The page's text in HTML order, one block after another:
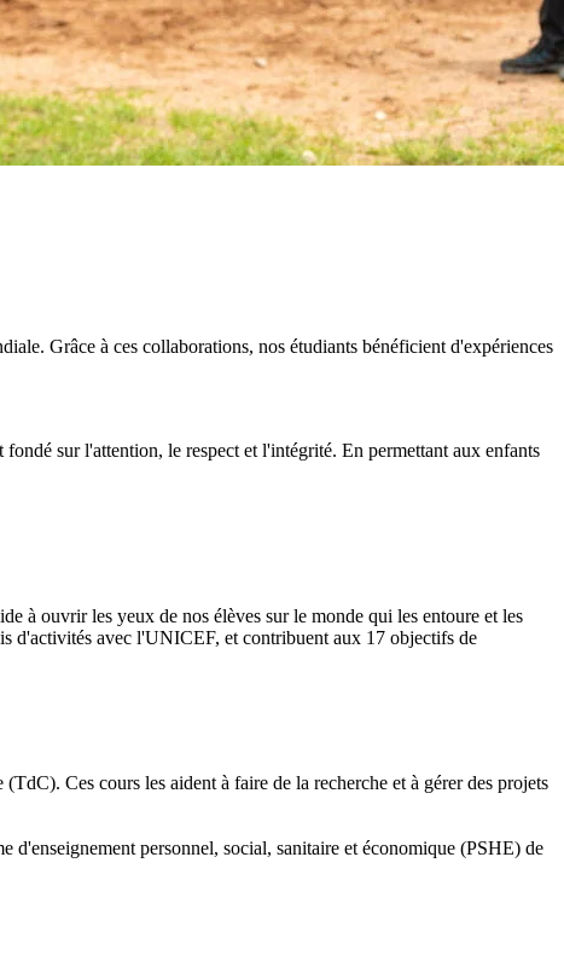
Grâce à ces collaborations, nos étudiants bénéficient d'expériences
sur l'attention, le respect et l'intégrité. En permettant aux enfants
à ouvrir les yeux de nos élèves sur le monde qui les entoure et les
d'activités avec l'UNICEF, et contribuent aux 17 objectifs de
Ces cours les aident à faire de la recherche et à gérer des projets
d'enseignement personnel, social, sanitaire et économique (PSHE) de